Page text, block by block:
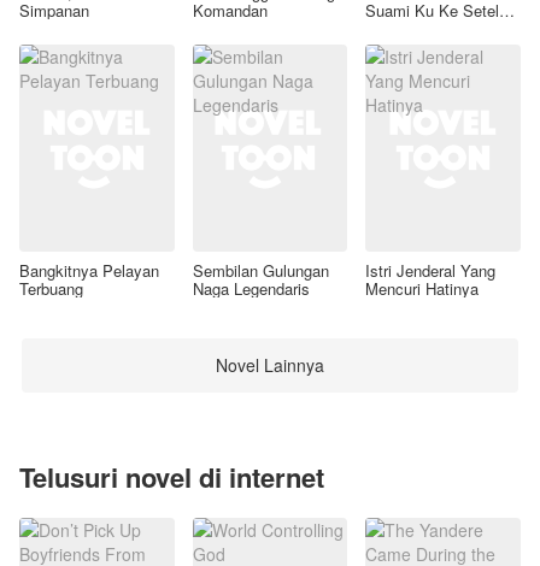
Simpanan Komandan Suami Ku Ke Setelan
Bangkitnya Pelayan
Terbuang
Sembilan Gulungan
Naga Legendaris
Istri Jenderal Yang
Mencuri Hatinya
Novel Lainnya
Telusuri novel di internet